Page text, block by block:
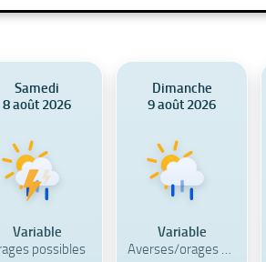
Samedi
8 août 2026
Variable
possibles
Dimanche
9 août 2026
Variable
Averses/orages poss